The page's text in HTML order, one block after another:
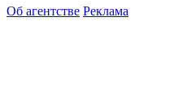
Об агентстве Реклама